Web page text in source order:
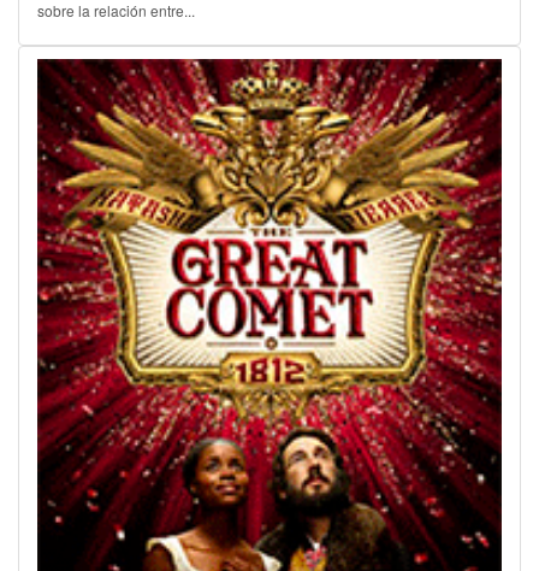
sobre la relación entre...